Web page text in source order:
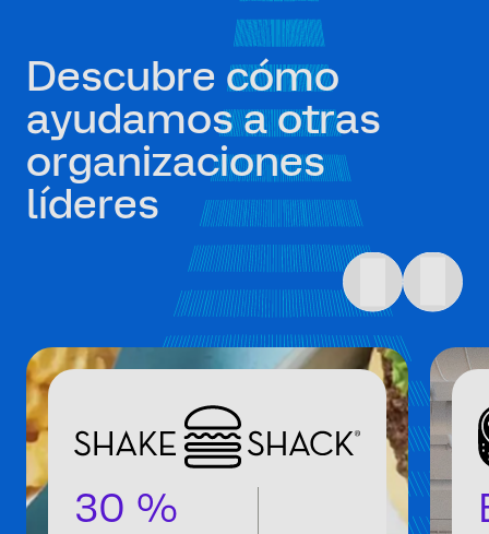
Descubre cómo
ayudamos a otras
organizaciones
líderes
30 %